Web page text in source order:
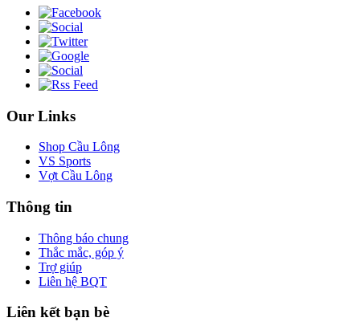
Our Links
Shop Cầu Lông
VS Sports
Vợt Cầu Lông
Thông tin
Thông báo chung
Thắc mắc, góp ý
Trợ giúp
Liên hệ BQT
Liên kết bạn bè